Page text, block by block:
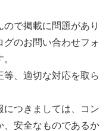
で掲載に問題があり
グのお問い合わせフォ
、適切な対応を取ら
につきましては、コン
、安全なものであるか